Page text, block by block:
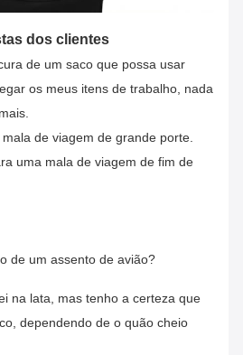
dos clientes
de um saco que possa usar
os meus itens de trabalho, nada
de viagem de grande porte.
uma mala de viagem de fim de
de um assento de avião?
na lata, mas tenho a certeza que
dependendo de o quão cheio